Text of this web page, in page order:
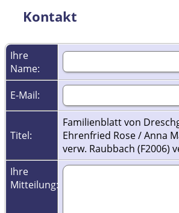
Kontakt
Ihre
Name:
E-Mail:
Titel:
Familienblatt von
Ehrenfried Rose / Anna
verw. Raubbach (F2006)
Ihre
Mitteilung: